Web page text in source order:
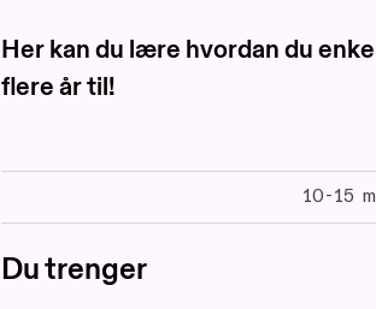
Her kan du lære hvordan du
flere år til!
10-15
Du trenger